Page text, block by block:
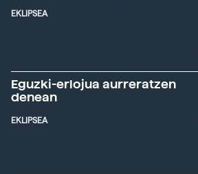
EKLIPSEA
Eguzki-erlojua aurreratzen
denean
EKLIPSEA